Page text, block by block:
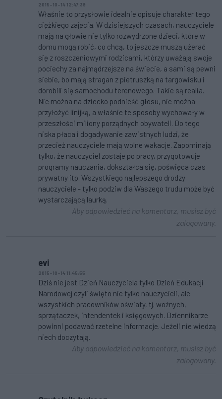
2015-10-14 12:47:39
Właśnie to przysłowie idealnie opisuje charakter tego
ciężkiego zajęcia. W dzisiejszych czasach, nauczyciele
mają na głowie nie tylko rozwydrzone dzieci, które w
domu mogą robić, co chcą, to jeszcze muszą użerać
się z roszczeniowymi rodzicami, którzy uważają swoje
pociechy za najmądrzejsze na świecie, a sami są pewni
siebie, bo mają stragan z pietruszką na targowisku i
dorobili się samochodu terenowego. Takie są realia.
Nie można na dziecko podnieść głosu, nie można
przyłożyć linijką, a właśnie te sposoby wychowały w
przeszłości miliony porządnych obywateli. Do tego
niska płaca i dogadywanie zawistnych ludzi, że
przecież nauczyciele mają wolne wakacje. Zapominają
tylko, że nauczyciel zostaje po pracy, przygotowuje
programy nauczania, dokształca się, poświęca czas
prywatny itp. Wszystkiego najlepszego drodzy
nauczyciele - tylko podziw dla Waszego trudu może być
wystarczającą laurką.
Aby odpowiedzieć na komentarz, musisz być
zalogowany.
evi
2015-10-14 11:45:55
Dziś nie jest Dzień Nauczyciela tylko Dzień Edukacji
Narodowej czyli święto nie tylko nauczycieli, ale
wszystkich pracowników oświaty, tj. woźnych,
sprzątaczek, intendentek i księgowych. Dziennikarze
powinni podawać rzetelne informacje. Jeżeli nie wiedzą
niech doczytają.
Aby odpowiedzieć na komentarz, musisz być
zalogowany.